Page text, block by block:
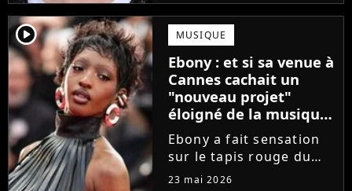
publier leurs singles et
c'est Théo P qui sera le
prochain à faire le
grand saut. Découvrez
un extrait...
player2 MUSIQUE
Ebony : et si sa venue à
Cannes cachait un
"nouveau projet"
éloigné de la musique
?
Ebony a fait sensation
sur le tapis rouge du
Festival de Cannes 2026.
23 mai 2026